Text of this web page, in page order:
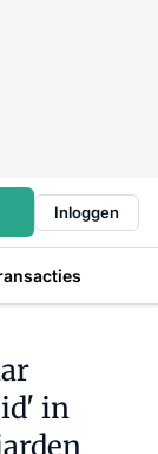
Inloggen
in